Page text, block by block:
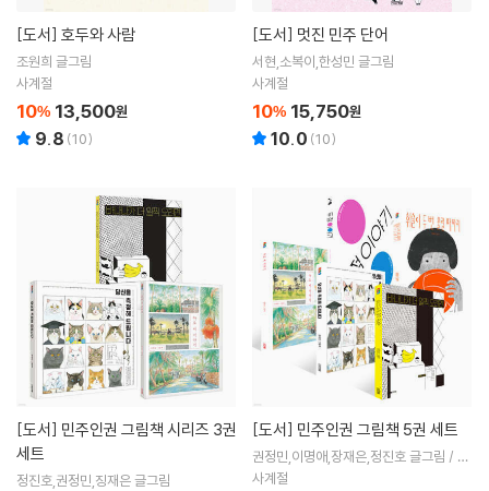
[도서] 호두와 사람
조원희 글그림
사계절
10% 13,500원
9.8 (10)
[도서] 멋진 민주 단어
서현,소복이,한성민 글그림
사계절
10% 15,750원
10.0 (10)
[도서]
세트
정진호,권정민,징재은 글그림
[도서] 민주인권 그림책 5권 세트
권정민,이명애,장재은,정진호 글그림 / 에
드가르 봉크 그림 / 요안나 올레흐 글 / 이
사계절